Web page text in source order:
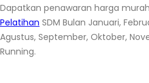
Dapatkan penawaran harga
Pelatihan SDM Bulan Januari,
Agustus, September, Oktober,
Running.